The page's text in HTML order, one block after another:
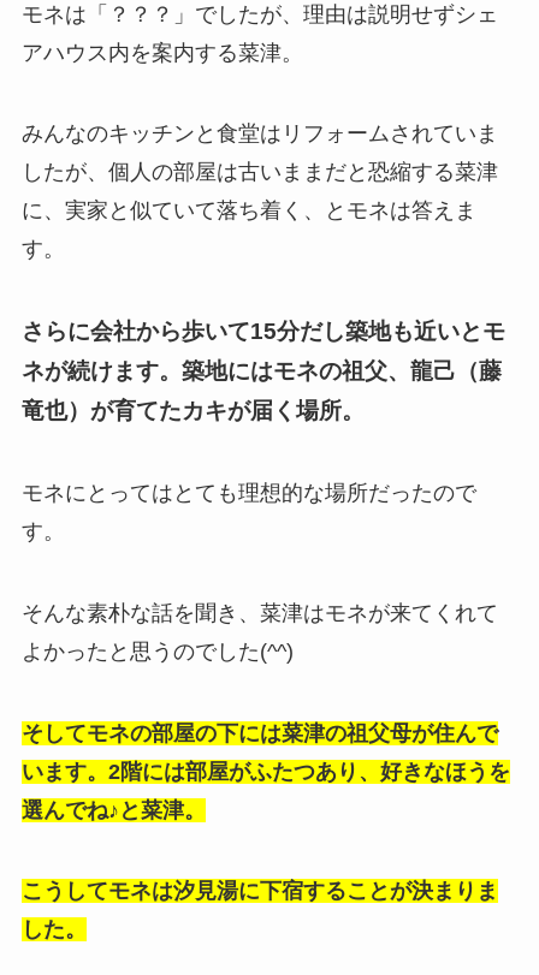
モネは「？？？」でしたが、理由は説明せずシェ
アハウス内を案内する菜津。
みんなのキッチンと食堂はリフォームされていま
したが、個人の部屋は古いままだと恐縮する菜津
に、実家と似ていて落ち着く、とモネは答えま
す。
さらに会社から歩いて15分だし築地も近いとモ
ネが続けます。築地にはモネの祖父、龍己（藤
竜也）が育てたカキが届く場所。
モネにとってはとても理想的な場所だったので
す。
そんな素朴な話を聞き、菜津はモネが来てくれて
よかったと思うのでした(^^)
そしてモネの部屋の下には菜津の祖父母が住んで
います。2階には部屋がふたつあり、好きなほうを
選んでね♪と菜津。
こうしてモネは汐見湯に下宿することが決まりま
した。